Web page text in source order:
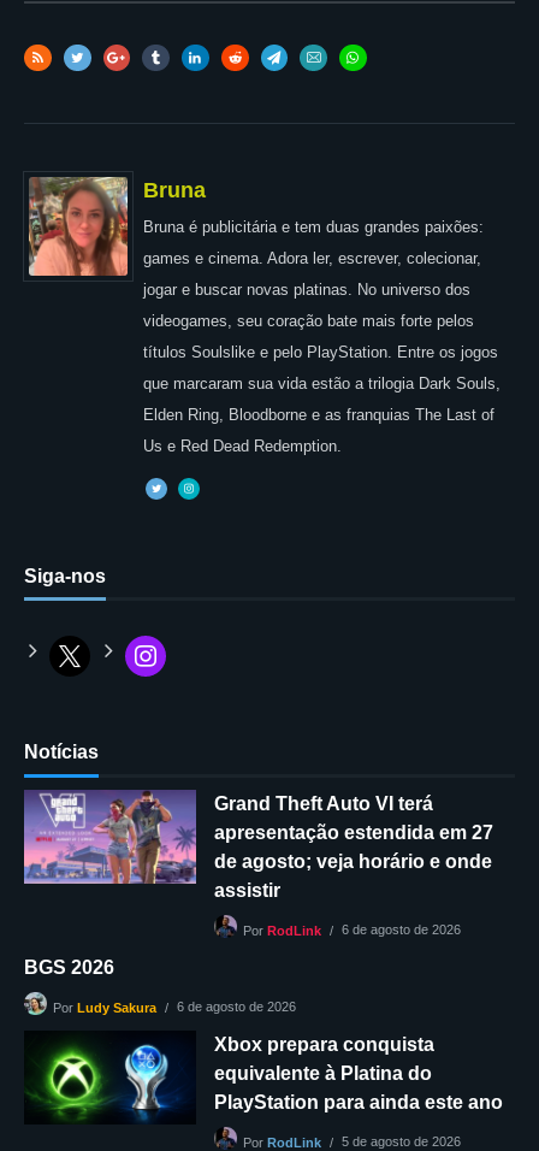
Bruna
Bruna é publicitária e tem duas grandes paixões:
games e cinema. Adora ler, escrever, colecionar,
jogar e buscar novas platinas. No universo dos
videogames, seu coração bate mais forte pelos
títulos Soulslike e pelo PlayStation. Entre os jogos
que marcaram sua vida estão a trilogia Dark Souls,
Elden Ring, Bloodborne e as franquias The Last of
Us e Red Dead Redemption.
Siga-nos
Notícias
Grand Theft Auto VI terá
apresentação estendida em 27
de agosto; veja horário e onde
assistir
PorRodLink 6 de agosto de 2026
BGS 2026
PorLudy Sakura 6 de agosto de 2026
Xbox prepara conquista
equivalente à Platina do
PlayStation para ainda este ano
PorRodLink 5 de agosto de 2026